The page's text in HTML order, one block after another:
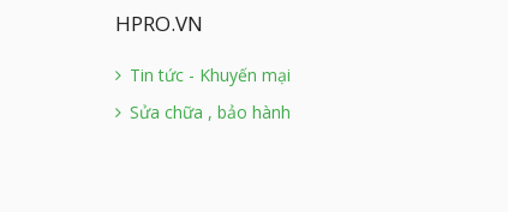
HPRO.VN
Tin tức - Khuyến mại
Sửa chữa , bảo hành